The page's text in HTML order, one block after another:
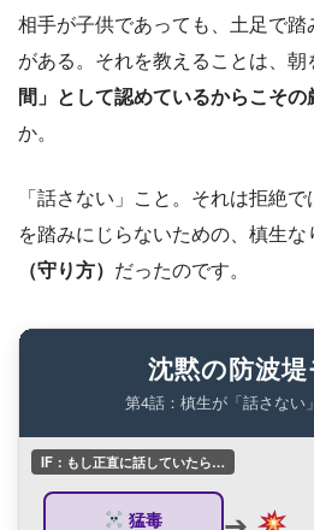
相手が子供であっても、土足で
がある。それを教えることは、朝
間」として認めているからこその
か。
「話さない」こと。それは拒絶
を踏みにじらないための、槙生な
（守り方） だったのです。
沈黙の防波
第4話：槙生が「話さない
IF：もし正直に話していたら…
猛毒